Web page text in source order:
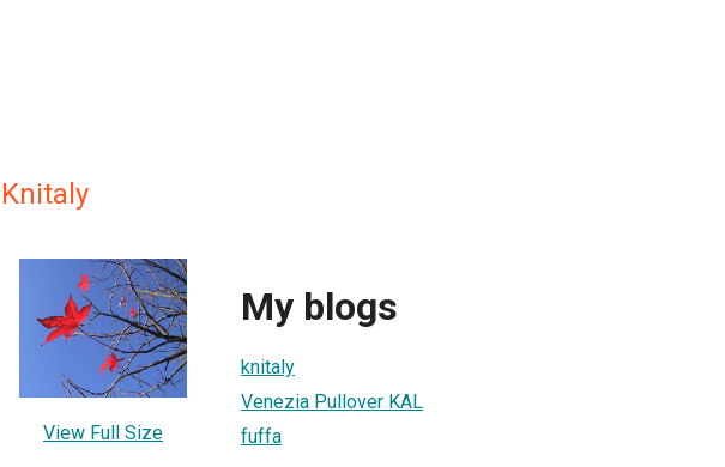
Knitaly
View Full Size
My blogs
knitaly
Venezia Pullover KAL
fuffa